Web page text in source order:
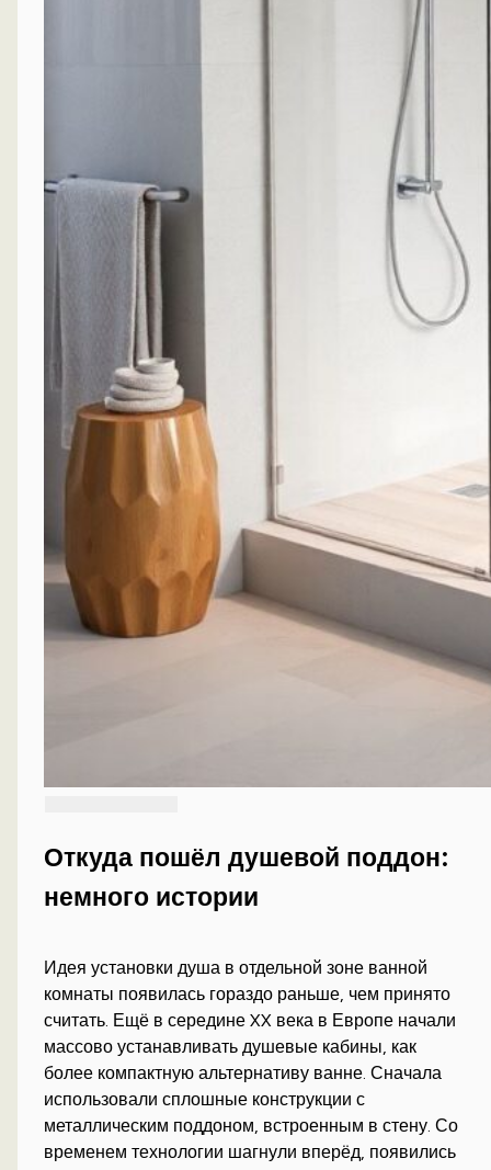
Откуда пошёл душевой поддон:
немного истории
Идея установки душа в отдельной зоне ванной
комнаты появилась гораздо раньше, чем принято
считать. Ещё в середине XX века в Европе начали
массово устанавливать душевые кабины, как
более компактную альтернативу ванне. Сначала
использовали сплошные конструкции с
металлическим поддоном, встроенным в стену. Со
временем технологии шагнули вперёд, появились